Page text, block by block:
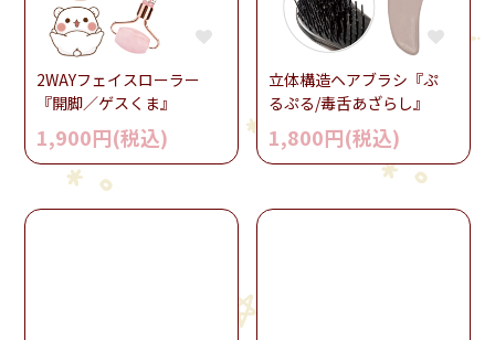
2WAYフェイスローラー
『開脚／ゲスくま』
1,900円(税込)
立体構造ヘアブラシ『ぷ
るぷる/毒舌あざらし』
1,800円(税込)